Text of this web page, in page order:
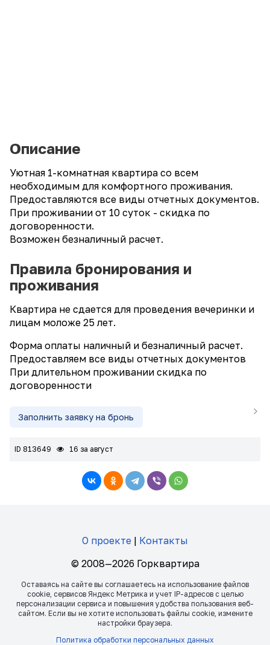
Описание
Уютная 1-комнатная квартира со всем
необходимым для комфортного проживания.
Предоставляются все виды отчетных документов.
При проживании от 10 суток - скидка по
договоренности.
Возможен безналичный расчет.
Правила бронирования и
проживания
Квартира не сдается для проведения вечеринки и
лицам моложе 25 лет.
Форма оплаты наличный и безналичный расчет.
Предоставляем все виды отчетных документов
При длительном проживании скидка по
договоренности
Заполнить заявку на бронь
ID 813649 16 за август
О проекте | Контакты
© 2008—2026 Горквартира
Оставаясь на сайте вы соглашаетесь на использование файлов
сookie, сервисов Яндекс Метрика и учет IP-адресов с целью
персонализации сервиса и повышения удобства пользования веб-
сайтом. Если вы не хотите использовать файлы сookie, измените
настройки браузера.
Политика обработки персональных данных